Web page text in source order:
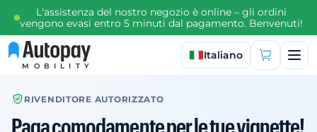
L'assistenza del nostro negozio è online – gli ordini
vengono evasi entro 5 minuti dal pagamento. Benvenuti!
MOBILITY
Seleziona lingua
Italiano
RIVENDITORE AUTORIZZATO